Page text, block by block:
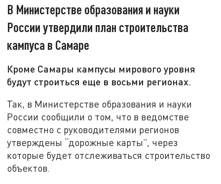
В Министерстве образования и науки
России утвердили план строительства
кампуса в Самаре
Кроме Самары кампусы мирового уровня
будут строиться еще в восьми регионах.
Так, в Министерстве образования и науки
России сообщили о том, что в ведомстве
совместно с руководителями регионов
утверждены “дорожные карты”, через
которые будет отслеживаться строительство
объектов.